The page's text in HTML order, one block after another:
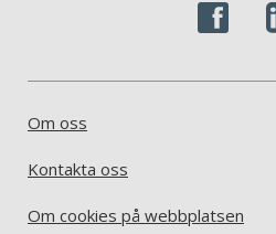
Om oss
Kontakta oss
Om cookies på webbplatsen